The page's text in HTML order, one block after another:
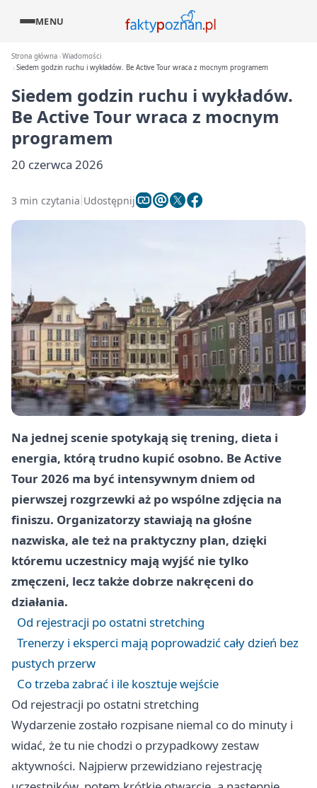
MENU
Strona główna Wiadomości
Siedem godzin ruchu i wykładów. Be Active Tour wraca z mocnym programem
Siedem godzin ruchu i wykładów.
Be Active Tour wraca z mocnym
programem
20 czerwca 2026
3 min czytania Udostępnij
Na jednej scenie spotykają się trening, dieta i
energia, którą trudno kupić osobno. Be Active
Tour 2026 ma być intensywnym dniem od
pierwszej rozgrzewki aż po wspólne zdjęcia na
finiszu. Organizatorzy stawiają na głośne
nazwiska, ale też na praktyczny plan, dzięki
któremu uczestnicy mają wyjść nie tylko
zmęczeni, lecz także dobrze nakręceni do
działania.
Od rejestracji po ostatni stretching
Trenerzy i eksperci mają poprowadzić cały dzień bez
pustych przerw
Co trzeba zabrać i ile kosztuje wejście
Od rejestracji po ostatni stretching
Wydarzenie zostało rozpisane niemal co do minuty i
widać, że tu nie chodzi o przypadkowy zestaw
aktywności. Najpierw przewidziano rejestrację